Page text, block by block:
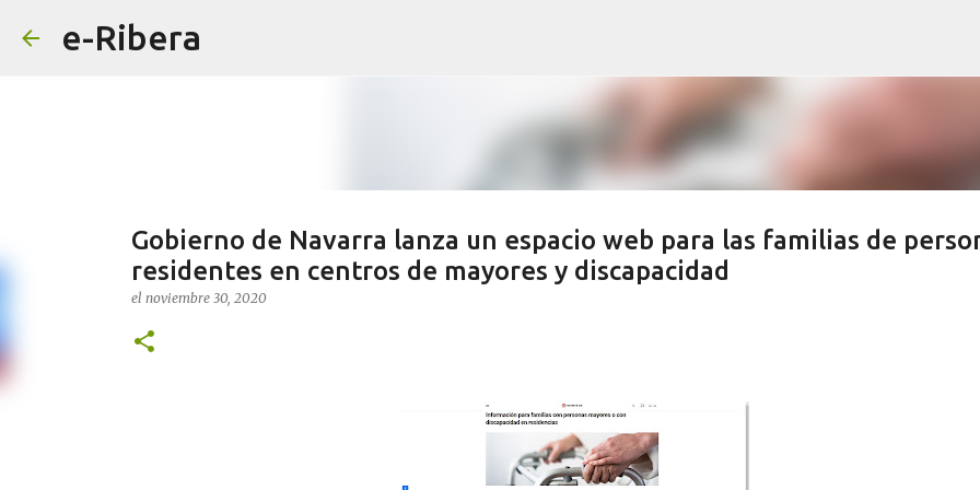
e-Ribera
Gobierno de Navarra lanza un espacio web para las familias de
residentes en centros de mayores y discapacidad
el noviembre 30, 2020